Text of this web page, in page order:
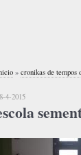
» cronikas de tempos
4-2015